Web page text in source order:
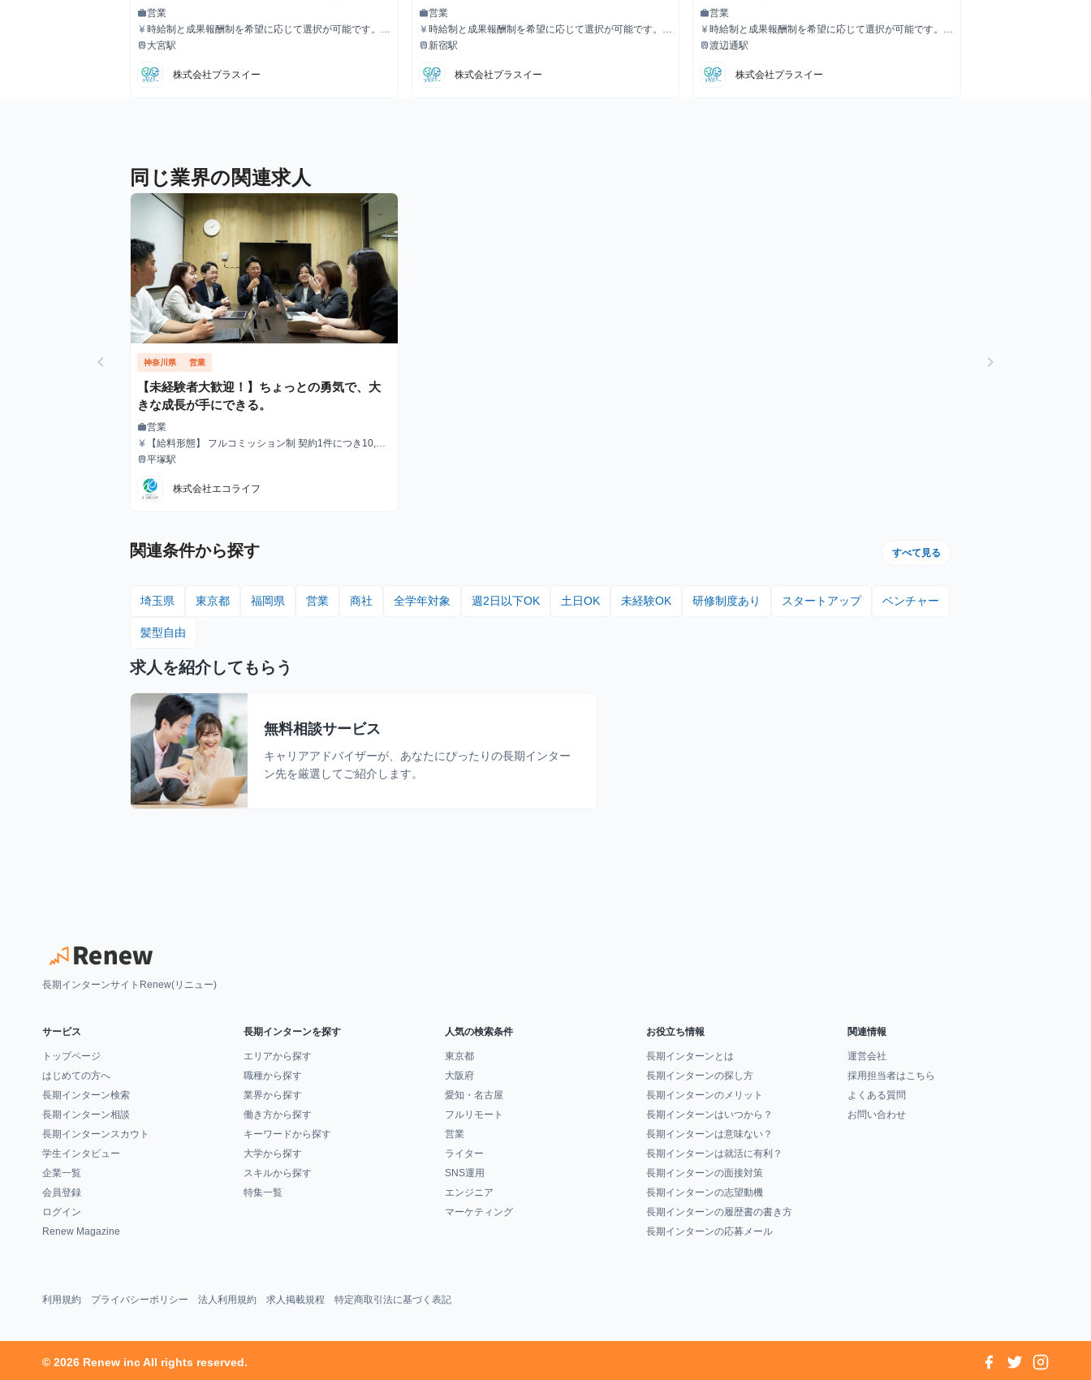
も緊張しないように話したい！そんな自分に
なりたい想いのある学生さんを僕たちは求め
ています！ #未経験歓迎 #埼玉 #営業 株式会社
職種
work営業
給与
currency_yen時給制と成果報酬制を希望に応じて選択が可能です。
【時給制の場合】 ・時給1,400円＋ご成約１件ごとにイ
件単価120,000円～ ※ご成約件数が増えていくごとに自
身のグレードがブロンズ・シルバー・ゴールドと昇給し
最寄駅
train 大宮駅
株式会社プラスイー
場価値の高い人材へ！就活の面接で語れる営
業実績身につけれます#土日のみOK #研修充
実 #未経験歓迎 #東京株式会社プラスイーの長
職種
work営業
給与
currency_yen時給制と成果報酬制を希望に応じて選択が可能です。
【時給制の場合】 ・時給1,400円＋ご成約１件ごとにイ
件単価120,000円～ ※ご成約件数が増えていくごとに自
身のグレードがブロンズ・シルバー・ゴールドと昇給し
最寄駅
train 新宿駅
株式会社プラスイー
いる安心の環境 #研修充実 #ガクチカ #未経験
歓迎 #福岡 株式会社プラスイーの長期・有給
インターンシップ
職種
work営業
給与
currency_yen時給制と成果報酬制を希望に応じて選択が可能です。
【時給制の場合】 ・時給1,300円＋ご成約１件ごとにイ
件単価120,000円～ ※ご成約件数が増えていくごとに自
身のグレードがブロンズ・シルバー・ゴールドと昇給し
最寄駅
train渡辺通駅
株式会社プラスイー
同じ業界の関連求人
chevron_left chevron_right
神奈川県 営業
【未経験者大歓迎！】ちょっとの勇気で、大
きな成長が手にできる。
職種
work営業
給与
currency_yen
【給料形態】 フルコミッション制 契約1件につき10,00
0円〜130,000円 ※役職に応じて変動します。 【賞金制
いた際には別途賞金を支給いたします！(10,000円〜40,
000円) 【給与例】 ・半年以上継続しているインターン
最寄駅
train平塚駅
株式会社エコライフ
関連条件から探す すべて見る
埼玉県 東京都 福岡県 営業 商社 全学年対象 週2日以下OK 土日OK 未経験OK 研修制度あり スタートアップ ベンチャー
髪型自由
求人を紹介してもらう
無料相談サービス
キャリアアドバイザーが、あなたにぴったりの長期インター
ン先を厳選してご紹介します。
長期インターンサイトRenew(リニュー)
サービス
トップページ
はじめての方へ
長期インターン検索
長期インターン相談
長期インターンスカウト
学生インタビュー
企業一覧
会員登録
ログイン
Renew Magazine
長期インターンを探す
エリアから探す
職種から探す
業界から探す
働き方から探す
キーワードから探す
大学から探す
スキルから探す
特集一覧
人気の検索条件
東京都
大阪府
愛知・名古屋
フルリモート
営業
ライター
SNS運用
エンジニア
マーケティング
お役立ち情報
長期インターンとは
長期インターンの探し方
長期インターンのメリット
長期インターンはいつから？
長期インターンは意味ない？
長期インターンは就活に有利？
長期インターンの面接対策
長期インターンの志望動機
長期インターンの履歴書の書き方
長期インターンの応募メール
関連情報
運営会社
採用担当者はこちら
よくある質問
お問い合わせ
利用規約 プライバシーポリシー 法人利用規約 求人掲載規程 特定商取引法に基づく表記
© 2026 Renew inc All rights reserved.